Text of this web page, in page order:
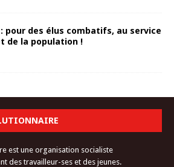
pour des élus combatifs, au service
de la population !
est une organisation socialiste
des travailleur-ses et des jeunes.